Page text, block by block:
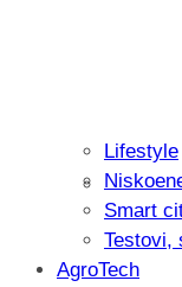
Lifestyle
Smart
Testovi,
AgroTech